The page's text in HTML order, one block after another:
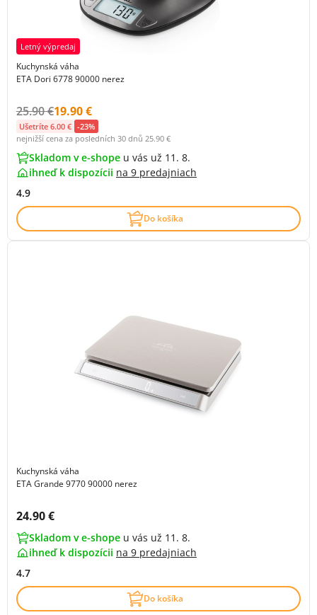
Letný výpredaj
Kuchynská váha
ETA Dori 6778 90000 nerez
Původní cena s DPH:
25.90 €Cena s DPH:
19.90 €
Ušetríte 6.00 € -23%
nejnižší cena za posledních 30 dnů 25.90 €
Skladom v e-shope u vás už 11. 8.
ihneď k dispozícii na 9 predajniach
4.9
Do košíka
Kuchynská váha
ETA Grande 9770 90000 nerez
Cena s DPH:
24.90 €
Skladom v e-shope u vás už 11. 8.
ihneď k dispozícii na 9 predajniach
4.7
Do košíka